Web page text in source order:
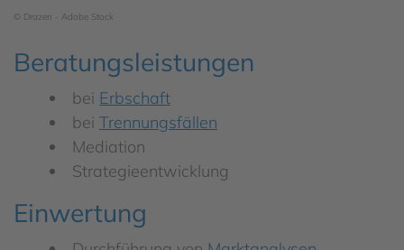
© Drazen - Adobe Stock
Beratungsleistungen
bei Erbschaft
bei Trennungsfällen
Mediation
Strategieentwicklung
Einwertung